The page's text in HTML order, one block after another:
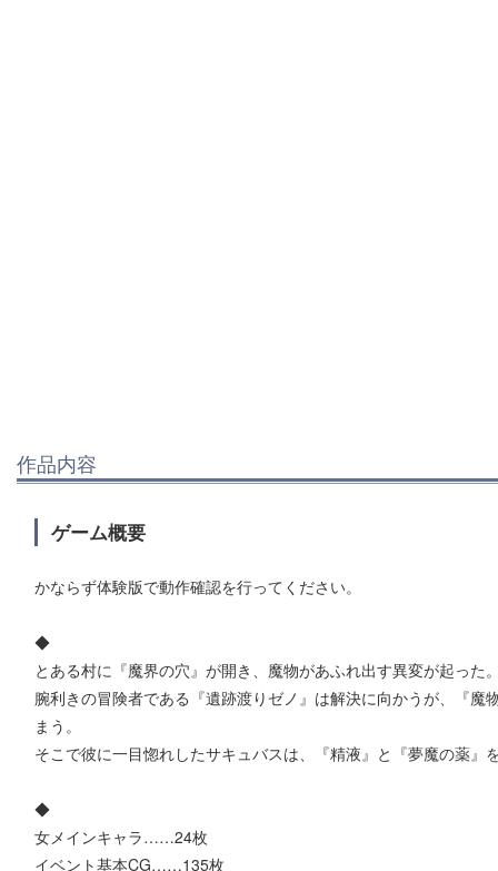
作品内容
ゲーム概要
かならず体験版で動作確認を行ってください。
◆
とある村に『魔界の穴』が開き、魔物があふれ出す異変が起った
腕利きの冒険者である『遺跡渡りゼノ』は解決に向かうが、『
まう。
そこで彼に一目惚れしたサキュバスは、『精液』と『夢魔の薬
◆
女メインキャラ……24枚
イベント基本CG……135枚